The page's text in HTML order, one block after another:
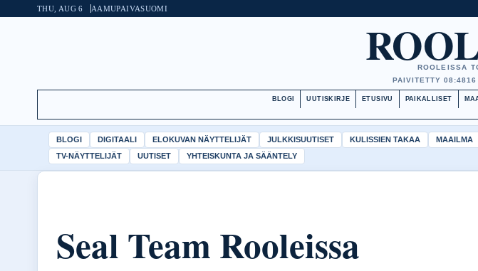
THU, AUG 6 AAMUPAIVASUOMI
ROOLEISSA
PAIVITETTY 08:4816
BLOGI UUTISKIRJE ETUSIVU PAIKALLISET
BLOGI DIGITAALI ELOKUVAN NÄYTTELIJÄT JULKKISUUTISET KULISSIEN TAKAA MAAILMA
TV-NÄYTTELIJÄT
UUTISET YHTEISKUNTA JA SÄÄNTELY
Seal Team Rooleissa